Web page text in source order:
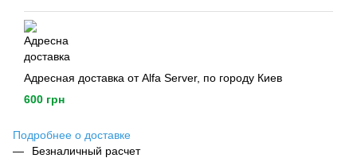
Адресная доставка от Alfa Server, по городу Киев
600 грн
Подробнее о доставке
Безналичный расчет